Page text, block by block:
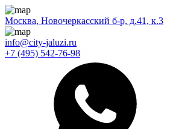
Москва, Новочеркасский б-р, д.41, к.3
info@city-jaluzi.ru
+7 (495) 542-76-98